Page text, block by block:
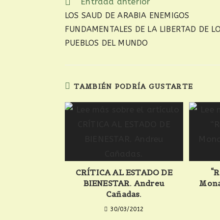
artículos
LOS SAUD DE ARABIA ENEMIGOS
FUNDAMENTALES DE LA LIBERTAD DE
PUEBLOS DEL MUNDO
TAMBIÉN PODRÍA GUSTARTE
CRÍTICA AL ESTADO DE
BIENESTAR. Andreu
Cañadas.
30/03/2012